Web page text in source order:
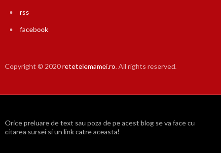
rss
facebook
Copyright © 2020retetelemamei.ro. All rights reserved.
Orice preluare de text sau poza de pe acest blog se va face cu
citarea sursei si un link catre aceasta!